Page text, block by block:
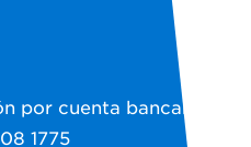
por cuenta bancaria:
1775